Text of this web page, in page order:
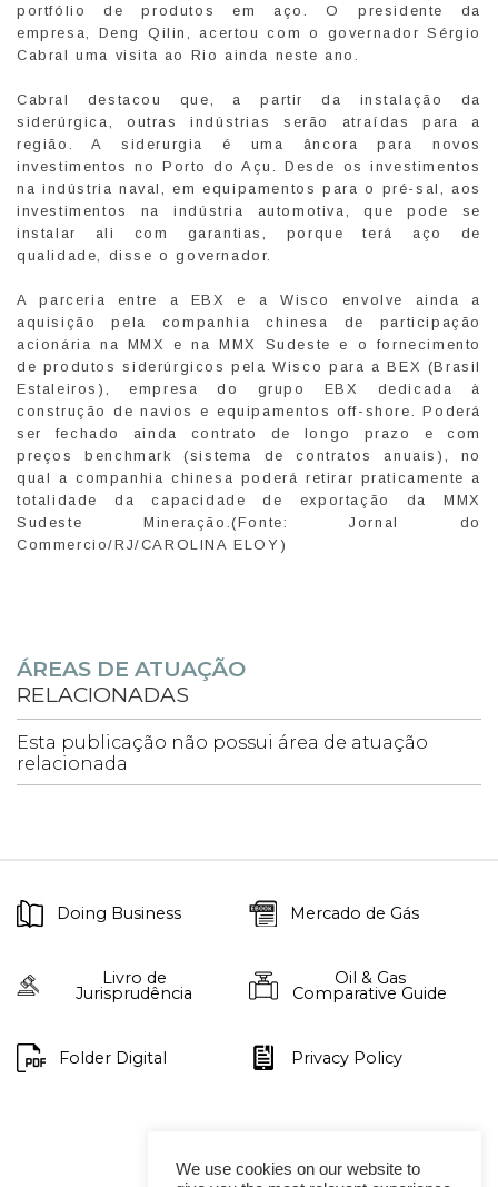
portfólio de produtos em aço. O presidente da
empresa, Deng Qilin, acertou com o governador Sérgio
Cabral uma visita ao Rio ainda neste ano.
Cabral destacou que, a partir da instalação da
siderúrgica, outras indústrias serão atraídas para a
região. A siderurgia é uma âncora para novos
investimentos no Porto do Açu. Desde os investimentos
na indústria naval, em equipamentos para o pré-sal, aos
investimentos na indústria automotiva, que pode se
instalar ali com garantias, porque terá aço de
qualidade, disse o governador.
A parceria entre a EBX e a Wisco envolve ainda a
aquisição pela companhia chinesa de participação
acionária na MMX e na MMX Sudeste e o fornecimento
de produtos siderúrgicos pela Wisco para a BEX (Brasil
Estaleiros), empresa do grupo EBX dedicada à
construção de navios e equipamentos off-shore. Poderá
ser fechado ainda contrato de longo prazo e com
preços benchmark (sistema de contratos anuais), no
qual a companhia chinesa poderá retirar praticamente a
totalidade da capacidade de exportação da MMX
Sudeste Mineração.(Fonte: Jornal do
Commercio/RJ/CAROLINA ELOY)
ÁREAS DE ATUAÇÃO
RELACIONADAS
Esta publicação não possui área de atuação
relacionada
Doing Business Mercado de Gás
Livro de
Jurisprudência
Oil & Gas
Comparative Guide
Folder Digital Privacy Policy
We use cookies on our website to